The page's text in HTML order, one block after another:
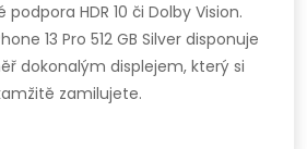
HDR 10 či Dolby Vision.
13 Pro 512 GB Silver disponuje
dokonalým displejem, který si
zamilujete.